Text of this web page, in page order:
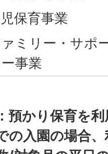
児保育事業
ァミリー・サポ
事業
預かり保育を
の入園の場合